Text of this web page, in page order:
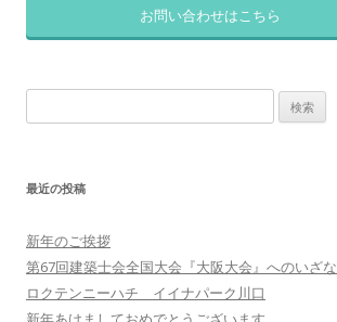
ゲ
お問い合わせはこちら
索:
最近の投稿
新年のご挨拶
第67回建築士会全国大会『大阪大会』へのいざ
ロクテンニーハチ イイナパーク川口